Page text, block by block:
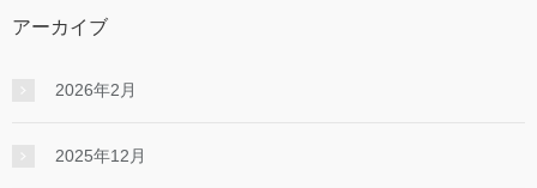
アーカイブ
2026年2月
2025年12月